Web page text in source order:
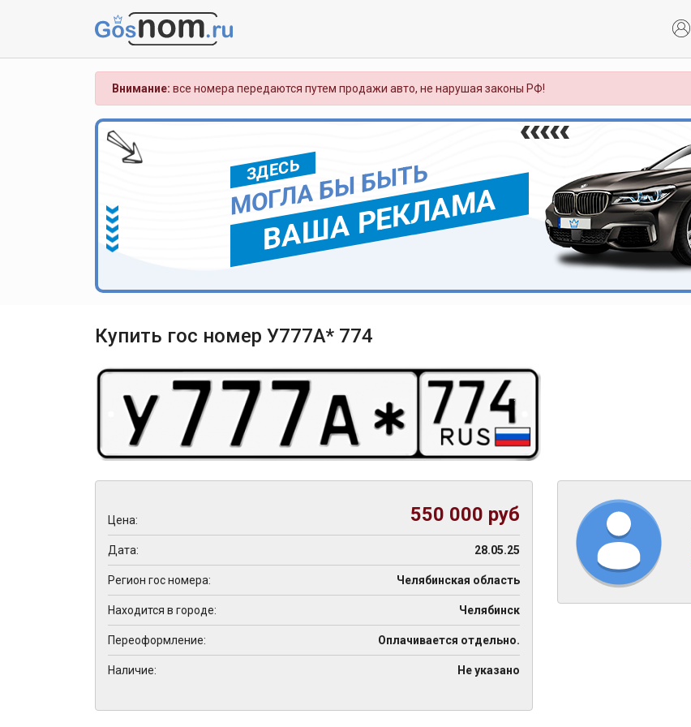
Внимание: все номера передаются путем продажи авто, не нарушая законы РФ!
ЗДЕСЬ
МОГЛА БЫ БЫТЬ
ВАША РЕКЛАМА
Купить гос номер У777А* 774
Цена: 550 000 руб
Дата: 28.05.25
Регион гос номера: Челябинская область
Находится в городе: Челябинск
Переоформление: Оплачивается отдельно.
Наличие: Не указано